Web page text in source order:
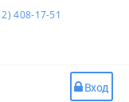
408-17-51
Вход